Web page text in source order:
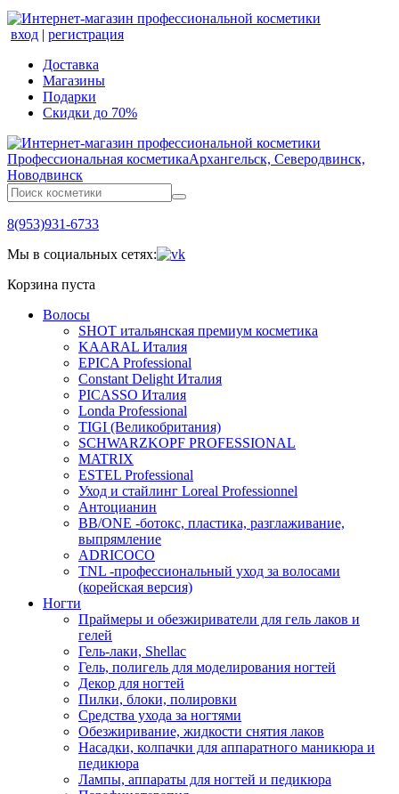
вход | регистрация
Доставка
Магазины
Подарки
Скидки до 70%
Профессиональная косметикаАрхангельск, Северодвинск,
Новодвинск
8(953)931-6733
Мы в социальных сетях:
Корзина пуста
Волосы
SHOT итальянская премиум косметика
KAARAL Италия
EPICA Professional
Constant Delight Италия
PICASSO Италия
Londa Professional
TIGI (Великобритания)
SCHWARZKOPF PROFESSIONAL
MATRIX
ESTEL Professional
Уход и стайлинг Loreal Professionnel
Антоцианин
BB/ONE -ботокс, пластика, разглаживание,
выпрямление
ADRICOCO
TNL -профессиональный уход за волосами
(корейская версия)
Ногти
Праймеры и обезжириватели для гель лаков и
гелей
Гель-лаки, Shellac
Гель, полигель для моделирования ногтей
Декор для ногтей
Пилки, блоки, полировки
Средства ухода за ногтями
Обезжиривание, жидкости снятия лаков
Насадки, колпачки для аппаратного маникюра и
педикюра
Лампы, аппараты для ногтей и педикюра